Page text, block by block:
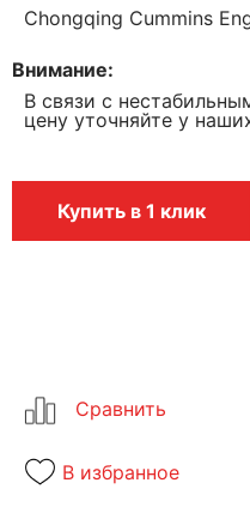
Chongqing Cummins
Внимание
В связи с
цену уточняйте у
Купить в 1 клик
В избранное